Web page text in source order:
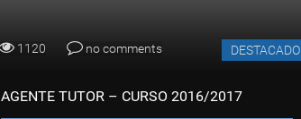
1120 no comments DESTACADO
AGENTE TUTOR – CURSO 2016/2017